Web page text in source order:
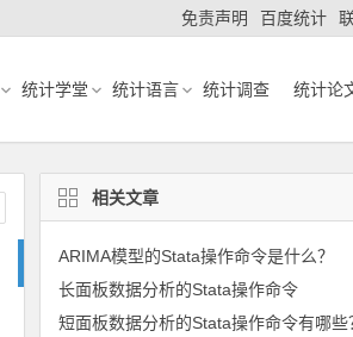
免责声明 百度统计
统计学堂 统计语言 统计调查 统计论
相关文章
ARIMA模型的Stata操作命令是什么？
长面板数据分析的Stata操作命令
短面板数据分析的Stata操作命令有哪些